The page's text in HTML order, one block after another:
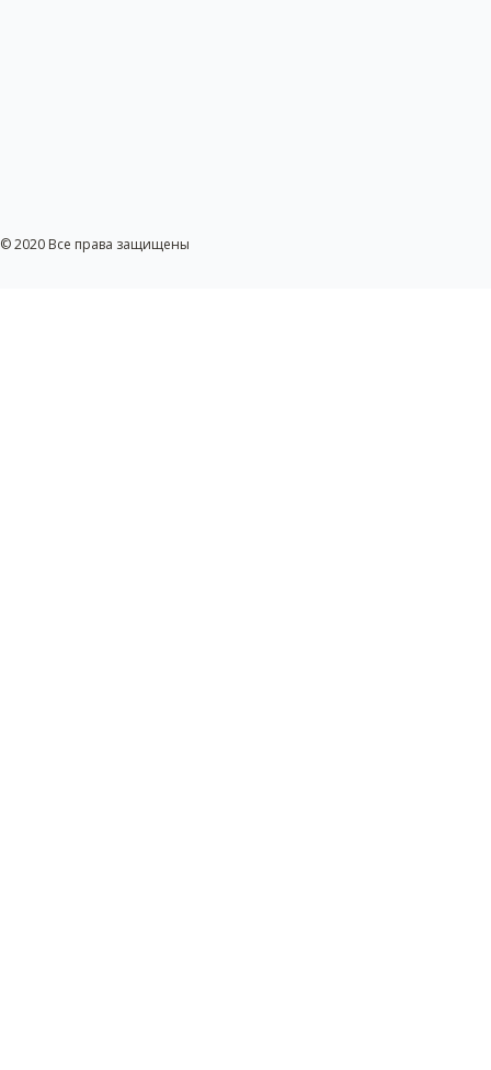
© 2020 Все права защищены